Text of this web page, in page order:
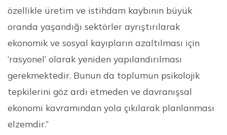
özellikle üretim ve istihdam kaybının büyük
oranda yaşandığı sektörler ayrıştırılarak
ekonomik ve sosyal kayıpların azaltılması için
‘rasyonel’ olarak yeniden yapılandırılması
gerekmektedir. Bunun da toplumun psikolojik
tepkilerini göz ardı etmeden ve davranışsal
ekonomi kavramından yola çıkılarak planlanması
elzemdir.”